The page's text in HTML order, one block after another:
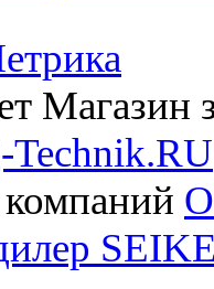
Магазин
Technik.RU